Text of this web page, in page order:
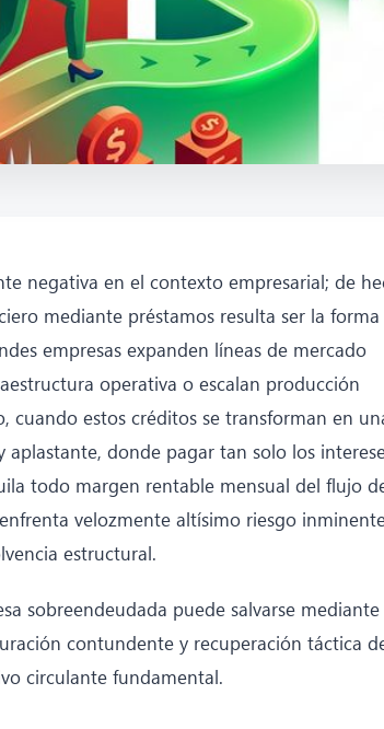
negativa en el contexto empresarial; de
mediante préstamos resulta ser la forma
empresas expanden líneas de mercado
operativa o escalan producción
cuando estos créditos se transforman en
aplastante, donde pagar tan solo los
todo margen rentable mensual del flujo
velozmente altísimo riesgo
estructural.
sobreendeudada puede salvarse
contundente y recuperación táctica
circulante fundamental.